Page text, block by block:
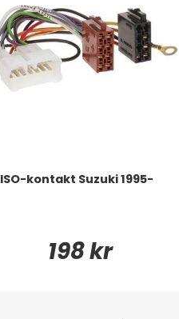
ISO-kontakt Suzuki 1995-
198 kr